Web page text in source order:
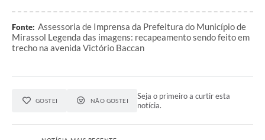
Fonte: Assessoria de Imprensa da Prefeitura do Município de
Mirassol Legenda das imagens: recapeamento sendo feito em
trecho na avenida Victório Baccan
GOSTEI NÃO GOSTEI
Seja o primeiro a curtir esta
notícia.